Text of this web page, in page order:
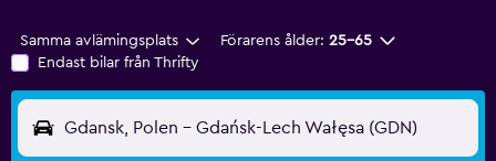
Samma avlämingsplats Förarens ålder: 25-65
Endast bilar från Thrifty
Gdansk, Polen - Gdańsk-Lech Wałęsa (GDN)